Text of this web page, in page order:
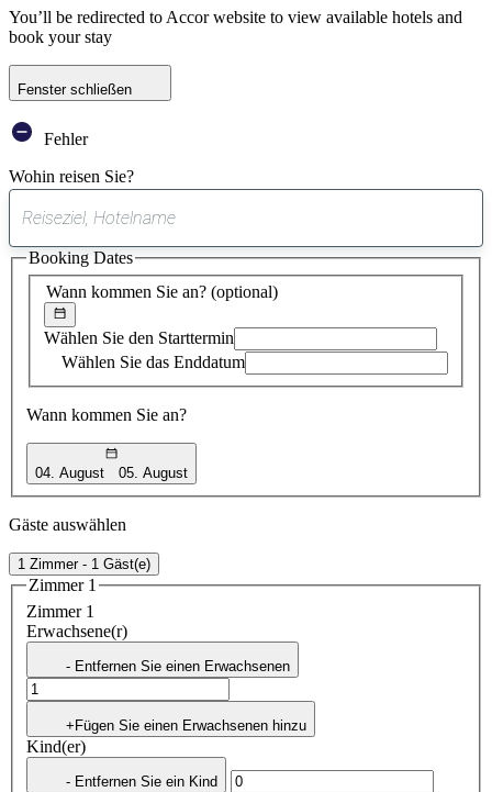
You’ll be redirected to Accor website to view available hotels and
book your stay
Fenster schließen
Fehler
Wohin reisen Sie?
gefundener
Vorschlag
Wann kommen Sie an? (optional)
Wählen Sie den Starttermin
Wählen Sie das Enddatum
Wann kommen Sie an?
04. August 05. August
Booking Dates
Gäste auswählen
1 Zimmer - 1 Gäst(e)
Zimmer 1
Zimmer 1
Erwachsene(r)
- Entfernen Sie einen Erwachsenen
+Fügen Sie einen Erwachsenen hinzu
Kind(er)
- Entfernen Sie ein Kind